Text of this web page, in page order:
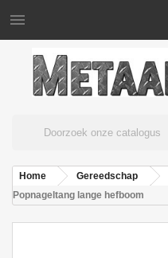

Home Gereedschap
Popnageltang lange hefboom